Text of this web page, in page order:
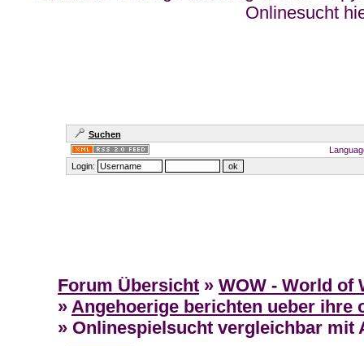
Onlinesucht
Suchen
Login:
Forum Übersicht » WOW - World of
» Angehoerige berichten ueber ihre
» Onlinespielsucht vergleichbar